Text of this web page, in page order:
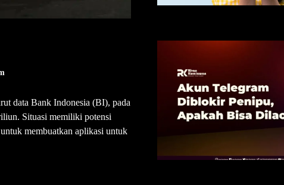
data Bank Indonesia (BI), pada
Situasi memiliki potensi
membuatkan aplikasi untuk